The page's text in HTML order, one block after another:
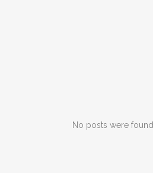
No posts were found.